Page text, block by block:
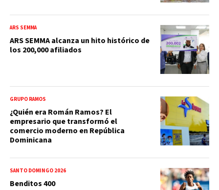
ARS SEMMA
ARS SEMMA alcanza un hito histórico de
los 200,000 afiliados
GRUPO RAMOS
¿Quién era Román Ramos? El
empresario que transformó el
comercio moderno en República
Dominicana
SANTO DOMINGO 2026
Benditos 400